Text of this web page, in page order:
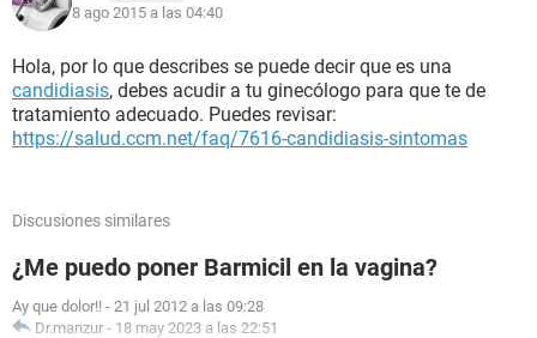
8 ago 2015 a las 04:40
Hola, por lo que describes se puede decir que es una
candidiasis, debes acudir a tu ginecólogo para que te de
tratamiento adecuado. Puedes revisar:
https://salud.ccm.net/faq/7616-candidiasis-sintomas
Discusiones similares
¿Me puedo poner Barmicil en la vagina?
Ay que dolor!! - 21 jul 2012 a las 09:28
Dr.manzur - 18 may 2023 a las 22:51